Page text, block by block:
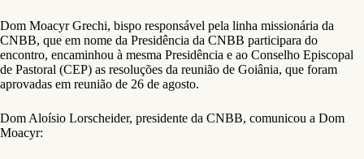
Dom Moacyr Grechi, bispo responsável pela linha missionária da
CNBB, que em nome da Presidência da CNBB participara do
encontro, encaminhou à mesma Presidência e ao Conselho Episcopal
de Pastoral (CEP) as resoluções da reunião de Goiânia, que foram
aprovadas em reunião de 26 de agosto.
Dom Aloísio Lorscheider, presidente da CNBB, comunicou a Dom
Moacyr: